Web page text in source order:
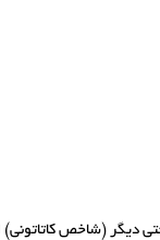
دیگر (شاخص